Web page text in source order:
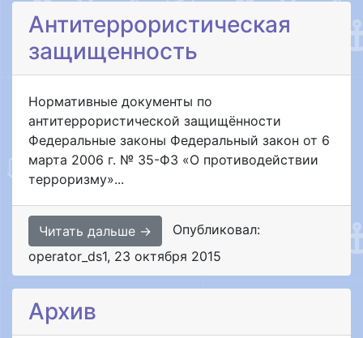
Антитеррористическая
защищенность
Нормативные документы по
антитеррористической защищённости
Федеральные законы Федеральный закон от 6
марта 2006 г. № 35-ФЗ «О противодействии
терроризму»...
Читать дальше →
Опубликовал:
operator_ds1, 23 октября 2015
Архив